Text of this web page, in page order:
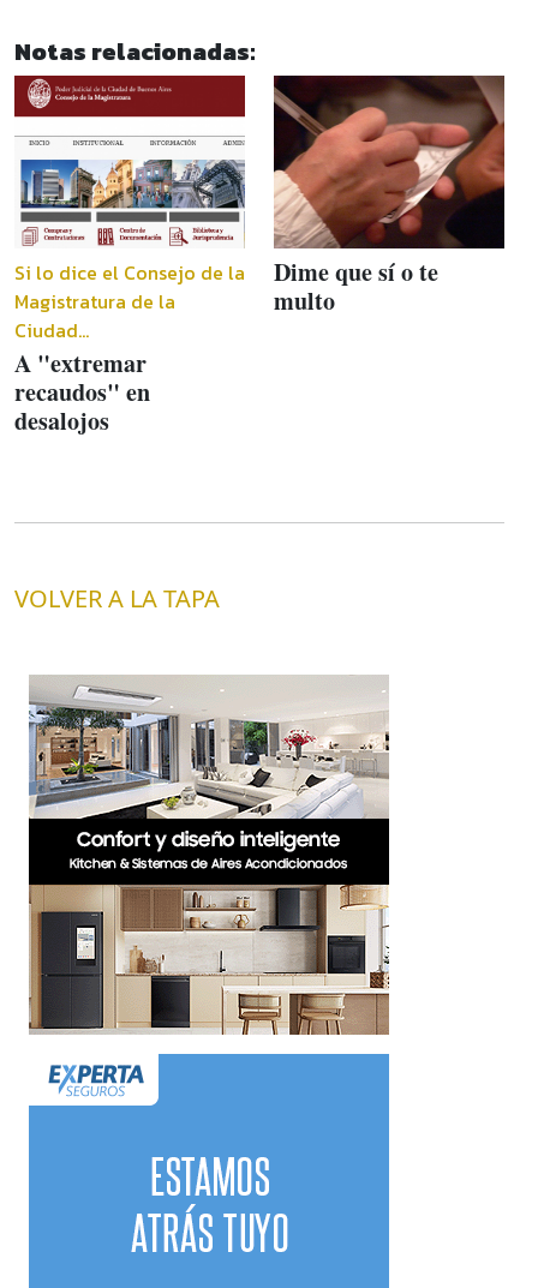
Notas relacionadas:
Si lo dice el Consejo de la
Magistratura de la
Ciudad...
A "extremar
recaudos" en
desalojos
Dime que sí o te
multo
VOLVER A LA TAPA